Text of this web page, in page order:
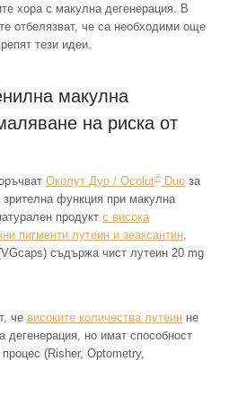
хора с макулна дегенерация. В
отбелязват, че са необходими още
тези идеи.
макулна
на риска от
Околут Дуо / Ocolut®Duo за
функция при макулна
продукт с висока
пигменти лутеин и зеаксантин
съдържа чист лутеин 20 mg
че високите количества лутеин не
дегенерация, но имат способност
(Risher, Optometry,